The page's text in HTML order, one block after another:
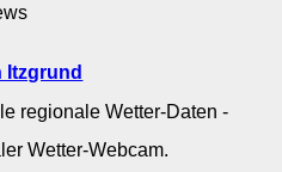
Itzgrund
regionale Wetter-Daten -
Wetter-Webcam.